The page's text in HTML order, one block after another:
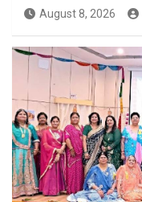
August 8, 2026